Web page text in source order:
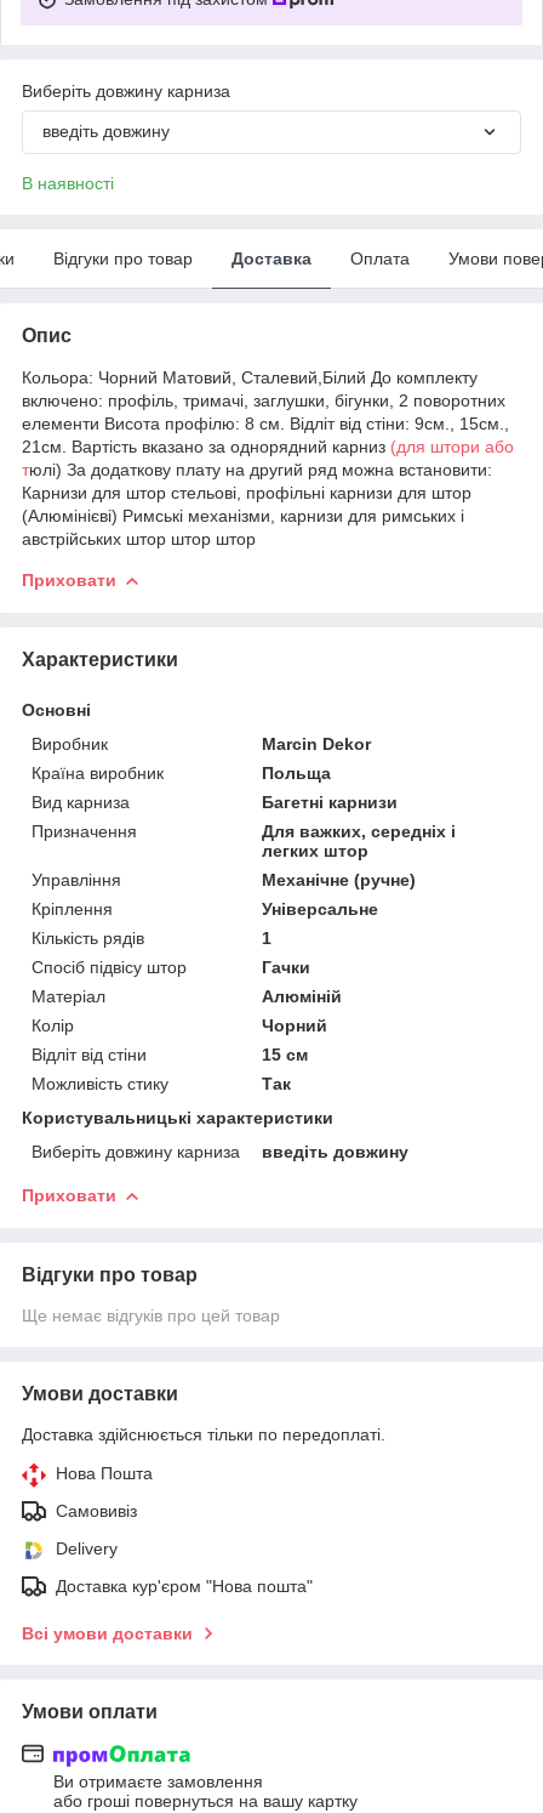
Виберіть довжину карниза
введіть довжину
В наявності
Відгуки про товар Доставка Оплата Умови
Опис
Кольора: Чорний Матовий, Сталевий,Білий До комплекту
включено: профіль, тримачі, заглушки, бігунки, 2 поворотних
елементи Висота профілю: 8 см. Відліт від стіни: 9см., 15см.,
21см. Вартість вказано за однорядний карниз (для штори або
тюлі) За додаткову плату на другий ряд можна встановити:
Карнизи для штор стельові, профільні карнизи для штор
(Алюмінієві) Римські механізми, карнизи для римських і
австрійських штор штор штор
Приховати
Характеристики
Основні
Виробник
Marcin Dekor
Країна виробник
Польща
Вид карниза
Багетні карнизи
Призначення
Для важких, середніх і
легких штор
Управління
Механічне (ручне)
Кріплення
Універсальне
Кількість рядів
1
Спосіб підвісу штор
Гачки
Матеріал
Алюміній
Колір
Чорний
Відліт від стіни
15 см
Можливість стику
Так
Користувальницькі характеристики
Виберіть довжину карниза
введіть довжину
Приховати
Відгуки про товар
Ще немає відгуків про цей товар
Умови доставки
Доставка здійснюється тільки по передоплаті.
Нова Пошта
Самовивіз
Delivery
Доставка кур'єром "Нова пошта"
Всі умови доставки
Умови оплати
Ви отримаєте замовлення
або гроші повернуться на вашу картку